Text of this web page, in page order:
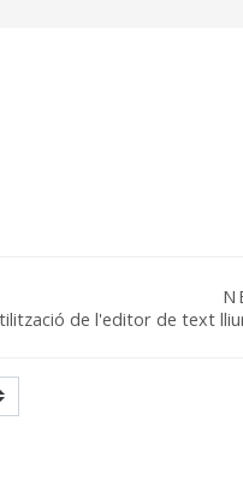
de l'editor de text